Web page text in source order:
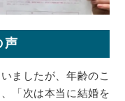
声
ましたが、年齢のこ
「次は本当に結婚を